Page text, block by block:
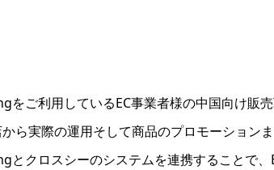
をご利用しているEC事業者様の中国向け販
ら実際の運用そして商品のプロモーション
とクロスシーのシステムを連携することで